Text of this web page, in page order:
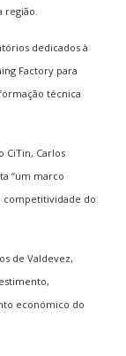
região.
dedicados à
Factory para
técnica
CiTin, Carlos
“um marco
competitividade do
de Valdevez,
económico do